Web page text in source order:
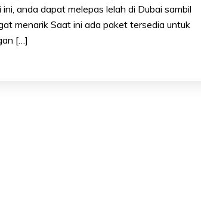
anda dapat melepas lelah di Dubai sambil
menarik Saat ini ada paket tersedia untuk
[…]